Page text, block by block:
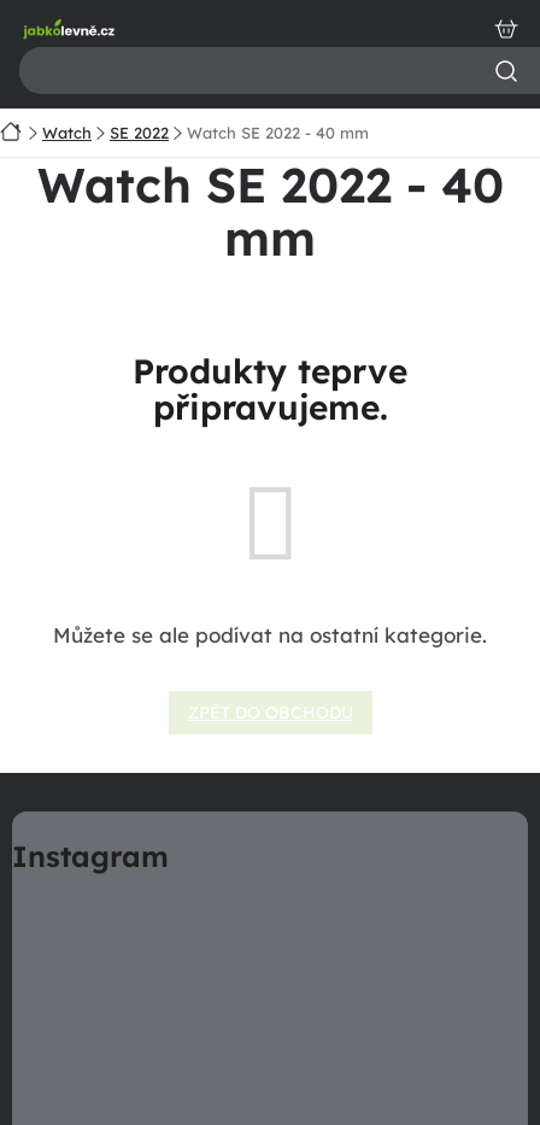
obsah
DomůWatch SE 2022 Watch SE 2022 - 40 mm
Watch SE 2022 - 40
mm
Produkty teprve
připravujeme.
Můžete se ale podívat na ostatní kategorie.
ZPĚT DO OBCHODU
á
pInstagram